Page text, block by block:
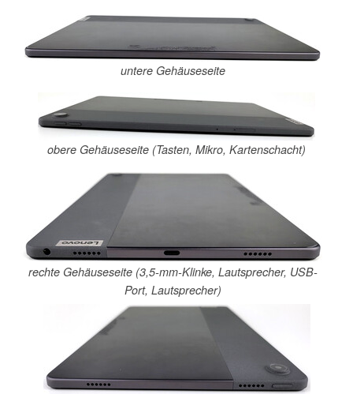
untere Gehäuseseite
obere Gehäuseseite (Tasten, Mikro, Kartenschacht)
rechte Gehäuseseite (3,5-mm-Klinke, Lautsprecher, USB-
Port, Lautsprecher)